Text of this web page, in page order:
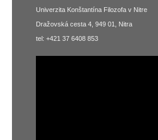
Univerzita Konštantína Filozofa v Nitre
Dražovská cesta 4, 949 01, Nitra
tel: +421 37 6408 853